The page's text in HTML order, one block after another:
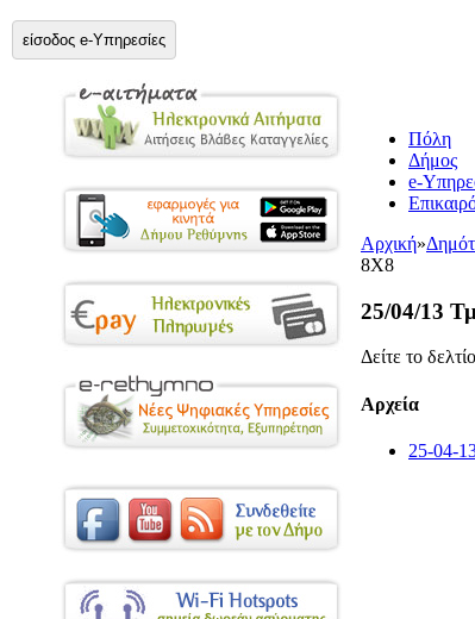
είσοδος e-Υπηρεσίες
Πόλη
Δήμος
e-
Αρχική»
8Χ8
25/04/13
Δείτε το
Αρχεία
25-04-